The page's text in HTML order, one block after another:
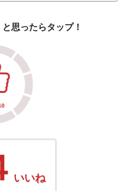
思ったらタップ！
いいね